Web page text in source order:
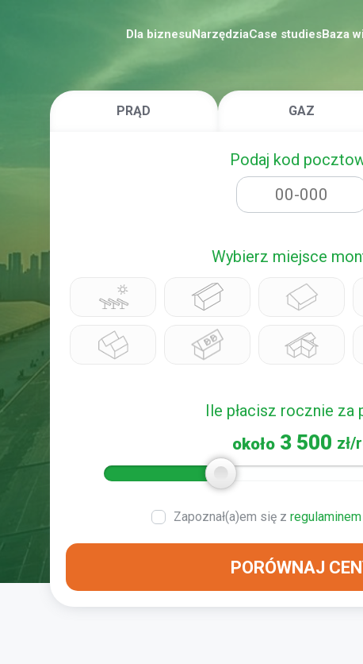
Dla biznesuNarzędziaCase studiesBaza
PRĄD GAZ
Podaj kod
Wybierz miejsce
Ile płacisz rocznie za
około 3 500 zł/
Zapoznał(a)em się zregulaminem
PORÓWNAJ